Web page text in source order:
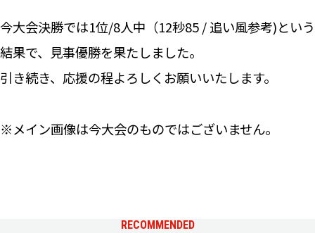
今大会決勝では1位/8人中（12秒85 / 追い風参考)という
結果で、見事優勝を果たしました。
引き続き、応援の程よろしくお願いいたします。
※メイン画像は今大会のものではございません。
RECOMMENDED